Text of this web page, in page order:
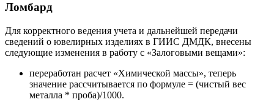
Ломбард
Для корректного ведения учета и дальнейшей передачи
сведений о ювелирных изделиях в ГИИС ДМДК, внесены
следующие изменения в работу с «Залоговыми вещами»:
переработан расчет «Химической массы», теперь
значение рассчитывается по формуле = (чистый вес
металла * проба)/1000.